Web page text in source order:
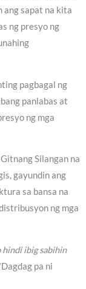
ang sapat na kita
ng presyo ng
pagbagal ng
panlabas at
ng mga
Silangan na
gayundin ang
sa bansa na
ng mga
hindi ibig sabihin
Dagdag pa ni